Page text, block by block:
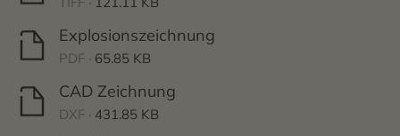
Explosionszeichnung
PDF · 65.85 KB
CAD Zeichnung
DXF · 431.85 KB